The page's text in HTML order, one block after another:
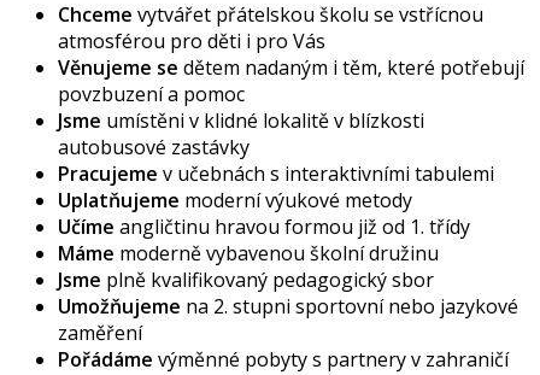
Chceme vytvářet přátelskou školu se vstřícnou
atmosférou pro děti i pro Vás
Věnujeme se dětem nadaným i těm, které potřebují
povzbuzení a pomoc
Jsme umístěni v klidné lokalitě v blízkosti
autobusové zastávky
Pracujeme v učebnách s interaktivními tabulemi
Uplatňujeme moderní výukové metody
Učíme angličtinu hravou formou již od 1. třídy
Máme moderně vybavenou školní družinu
Jsme plně kvalifikovaný pedagogický sbor
Umožňujeme na 2. stupni sportovní nebo jazykové
zaměření
Pořádáme výměnné pobyty s partnery v zahraničí